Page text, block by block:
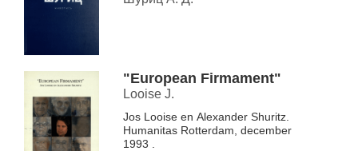
"European Firmament"
Looise J.
Jos Looise en Alexander Shuritz.
Humanitas Rotterdam, december
1993 .